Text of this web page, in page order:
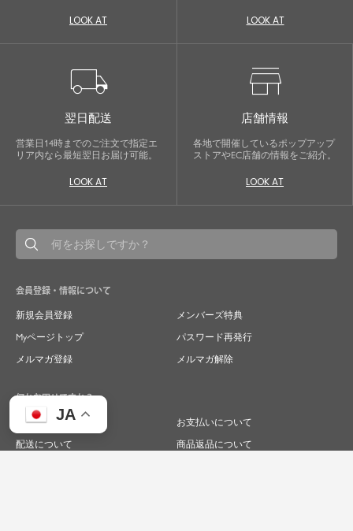
JA
LOOK AT LOOK AT
local_shipping
翌日配送
営業日14時までのご注文で指定エ
リア内なら最短翌日お届け可能。
LOOK AT
store
店舗情報
各地で開催しているポップアップ
ストアやEC店舗の情報をご紹介。
LOOK AT
会員登録・情報について
新規会員登録
メンバーズ特典
Myページトップ
パスワード再発行
メルマガ登録
メルマガ解除
何かお困りですか？
ご注文について
お支払いについて
配送について
商品返品について